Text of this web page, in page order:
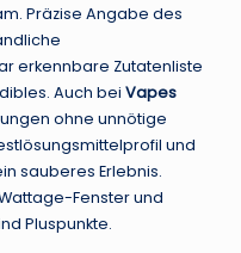
Präzise Angabe des
erkennbare Zutatenliste
Auch bei Vapes
ohne unnötige
und
sauberes Erlebnis.
Fenster und
Pluspunkte.